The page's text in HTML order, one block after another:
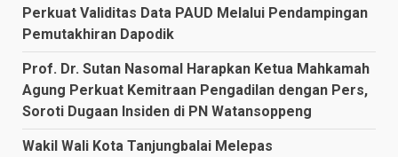
Perkuat Validitas Data PAUD Melalui Pendampingan
Pemutakhiran Dapodik
Prof. Dr. Sutan Nasomal Harapkan Ketua Mahkamah
Agung Perkuat Kemitraan Pengadilan dengan Pers,
Soroti Dugaan Insiden di PN Watansoppeng
Wakil Wali Kota Tanjungbalai Melepas